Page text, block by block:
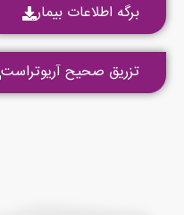
برگه اطلاعات بیمار
تزریق صحیح آریوتراست